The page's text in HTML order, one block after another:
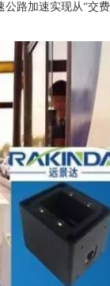
加速实现从“交